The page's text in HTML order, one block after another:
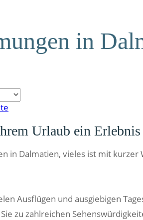
in
Urlaub ein Erlebnis
in Dalmatien, vieles ist mit
Ausflügen und ausgiebigen
zu zahlreichen